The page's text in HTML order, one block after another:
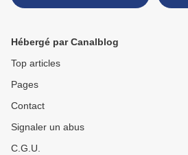
Hébergé par Canalblog
Top articles
Pages
Contact
Signaler un abus
C.G.U.